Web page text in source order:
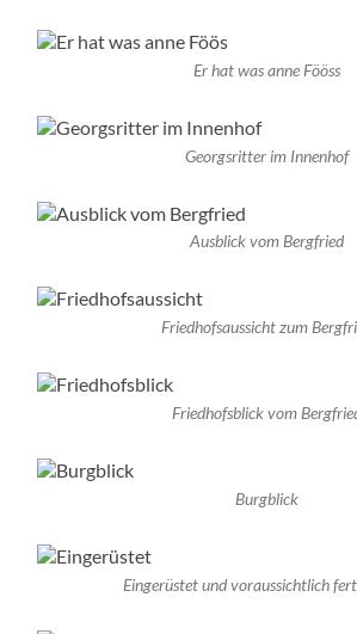
Er hat was anne Fööss
Georgsritter im Innenhof
Ausblick vom Bergfried
Friedhofsaussicht zum
Friedhofsblick vom
Burgblick
Eingerüstet und voraussichtlich